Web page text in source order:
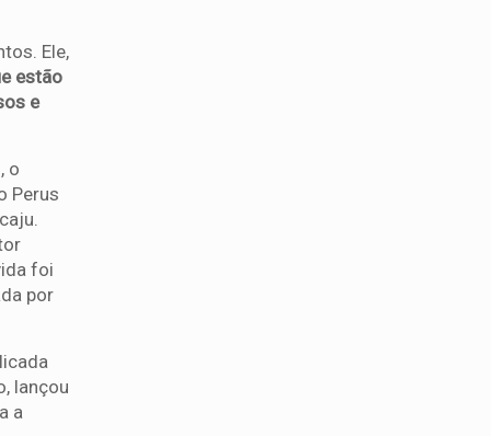
Ele,
estão
e
o
Perus
foi
por
lançou
a